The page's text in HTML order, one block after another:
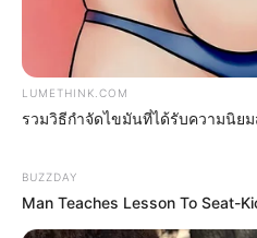
ดูดวงรายวัน
รางวัลใหญ่ใกล้ฉัน จะ
LUMETHINK.COM
รวมวิธีกำจัดไขมันที่ได้รับความนิย
BUZZDAY
Man Teaches Lesson To Seat-